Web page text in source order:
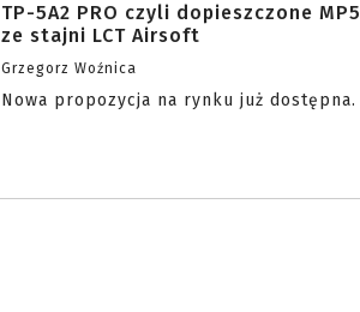
TP-5A2 PRO czyli dopieszczone MP5
ze stajni LCT Airsoft
Grzegorz Woźnica
Nowa propozycja na rynku już dostępna.